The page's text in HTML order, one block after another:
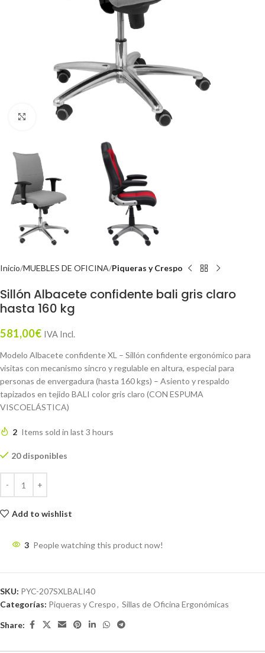
Click to enlarge
Inicio MUEBLES DE OFICINA Piqueras y Crespo
Sillón Albacete confidente bali gris claro
hasta 160 kg
581,00€ IVA Incl.
Modelo Albacete confidente XL – Sillón confidente ergonómico para
visitas con mecanismo sincro y regulable en altura, especial para
personas de envergadura (hasta 160 kgs) – Asiento y respaldo
tapizados en tejido BALI color gris claro (CON ESPUMA
VISCOELÁSTICA)
2 Items sold in last 3 hours
20 disponibles
Add to wishlist
3 People watching this product now!
SKU: PYC-207SXLBALI40
Categorías: Piqueras y Crespo, Sillas de Oficina Ergonómicas
Share: